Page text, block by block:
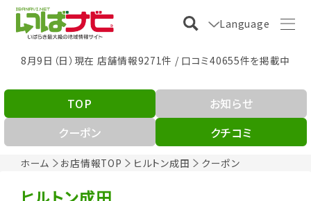
Language
8月9日（日）現在 店舗情報9271件 / 口コミ40655件を掲載中
ホーム お店情報TOP ヒルトン成田 クーポン
TOP
お知らせ
クーポン
クチコミ